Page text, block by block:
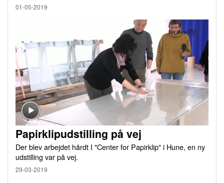
01-05-2019
Papirklipudstilling på vej
Der blev arbejdet hårdt I "Center for Papirklip" i Hune, en ny
udstilling var på vej.
29-03-2019